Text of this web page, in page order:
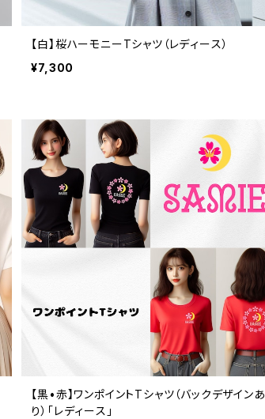
【白】桜ハーモニーTシャツ（レディース）
¥7,300
【黒•赤】ワンポイントTシャツ（バックデザインあ
り）「レディース」